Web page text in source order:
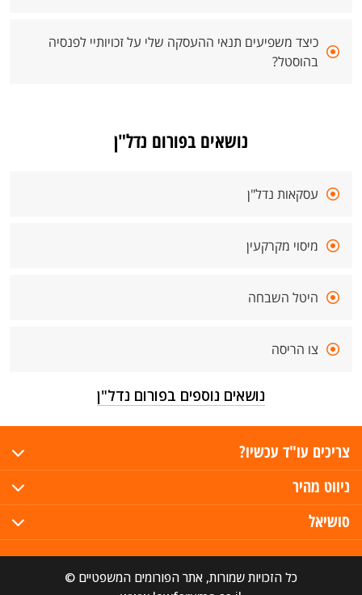
כיצד משפיעים תנאי ההעסקה שלי על זכויותיי לפנסיה
בהוסטל?
נושאים בפורום נדל"ן
עסקאות נדל"ן
מיסוי מקרקעין
היטל השבחה
צו הריסה
נושאים נוספים בפורום נדל"ן
צריכים עו"ד עכשיו?
ניווט מהיר
סושיאל
כל הזכויות שמורות, אתר הפורומים המשפטיים ©